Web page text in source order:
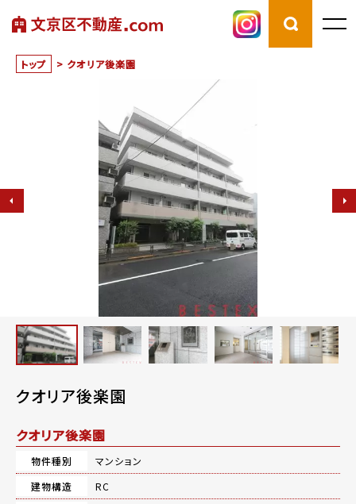
トップ > クオリア後楽園
クオリア後楽園
クオリア後楽園
物件種別
マンション
建物構造
RC